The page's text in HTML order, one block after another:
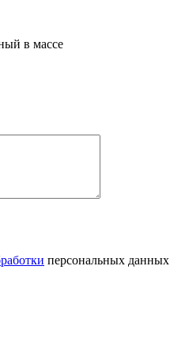
в массе
персональных данных